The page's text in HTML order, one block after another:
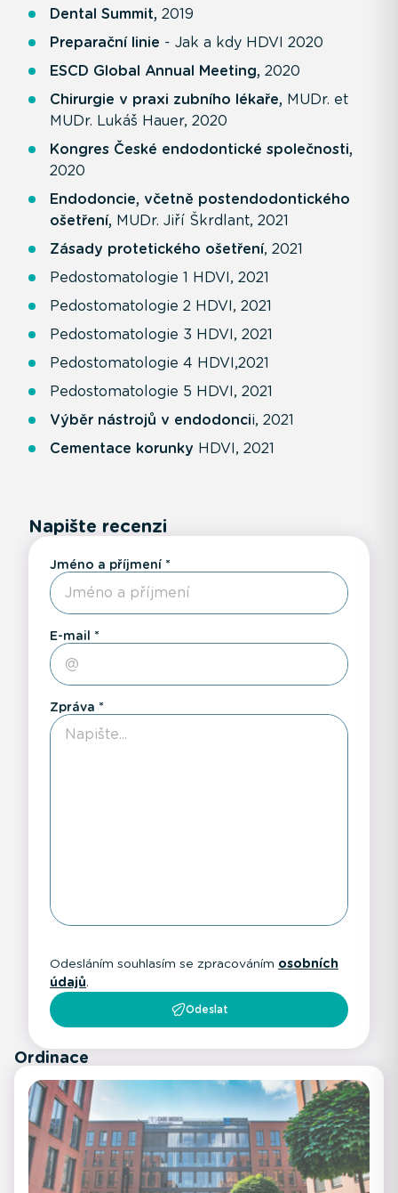
Dental Summit, 2019
Preparační linie - Jak a kdy HDVI 2020
ESCD Global Annual Meeting, 2020
Chirurgie v praxi zubního lékaře, MUDr. et
MUDr. Lukáš Hauer, 2020
Kongres České endodontické společnosti,
2020
Endodoncie, včetně postendodontického
ošetření, MUDr. Jiří Škrdlant, 2021
Zásady protetického ošetření, 2021
Pedostomatologie 1 HDVI, 2021
Pedostomatologie 2 HDVI, 2021
Pedostomatologie 3 HDVI, 2021
Pedostomatologie 4 HDVI,2021
Pedostomatologie 5 HDVI, 2021
Výběr nástrojů v endodoncii, 2021
Cementace korunky HDVI, 2021
Napište recenzi
Jméno a příjmení
E-mail
Zpráva
Odesláním souhlasím se zpracováním osobních
údajů.
Odeslat
Ordinace